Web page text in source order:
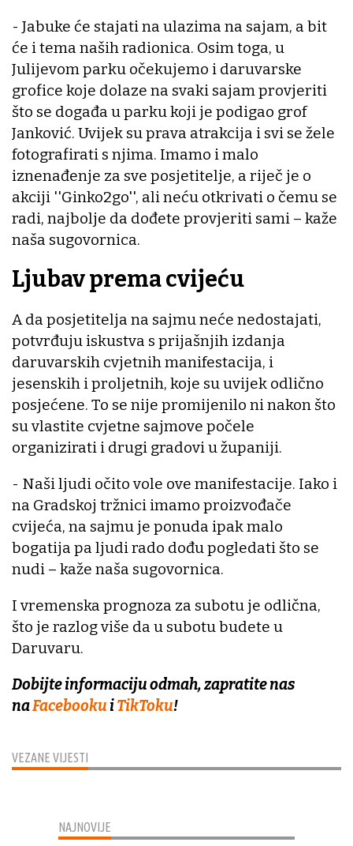
VEZANE VIJESTI
- Jabuke će stajati na ulazima na sajam, a bit
će i tema naših radionica. Osim toga, u
Julijevom parku očekujemo i daruvarske
grofice koje dolaze na svaki sajam provjeriti
što se događa u parku koji je podigao grof
Janković. Uvijek su prava atrakcija i svi se žele
fotografirati s njima. Imamo i malo
iznenađenje za sve posjetitelje, a riječ je o
akciji ''Ginko2go'', ali neću otkrivati o čemu se
radi, najbolje da dođete provjeriti sami – kaže
naša sugovornica.
Ljubav prema cvijeću
A da posjetitelja na sajmu neće nedostajati,
potvrđuju iskustva s prijašnjih izdanja
daruvarskih cvjetnih manifestacija, i
jesenskih i proljetnih, koje su uvijek odlično
posjećene. To se nije promijenilo ni nakon što
su vlastite cvjetne sajmove počele
organizirati i drugi gradovi u županiji.
- Naši ljudi očito vole ove manifestacije. Iako i
na Gradskoj tržnici imamo proizvođače
cvijeća, na sajmu je ponuda ipak malo
bogatija pa ljudi rado dođu pogledati što se
nudi – kaže naša sugovornica.
I vremenska prognoza za subotu je odlična,
što je razlog više da u subotu budete u
Daruvaru.
Dobijte informaciju odmah, zapratite nas
naFacebookuiTikToku!
NAJNOVIJE